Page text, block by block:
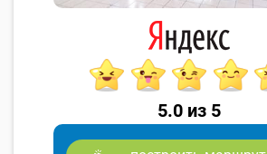
5.0 из 5